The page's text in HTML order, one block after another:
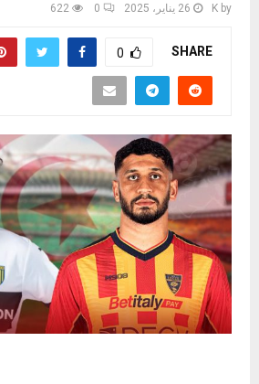
by
K 26 يناير، 2025 0
622
SHARE
0